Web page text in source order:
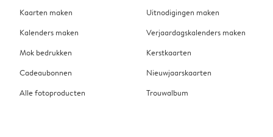
Kaarten maken
Kalenders maken
Mok bedrukken
Cadeaubonnen
Alle fotoproducten
Uitnodigingen maken
Verjaardagskalenders maken
Kerstkaarten
Nieuwjaarskaarten
Trouwalbum